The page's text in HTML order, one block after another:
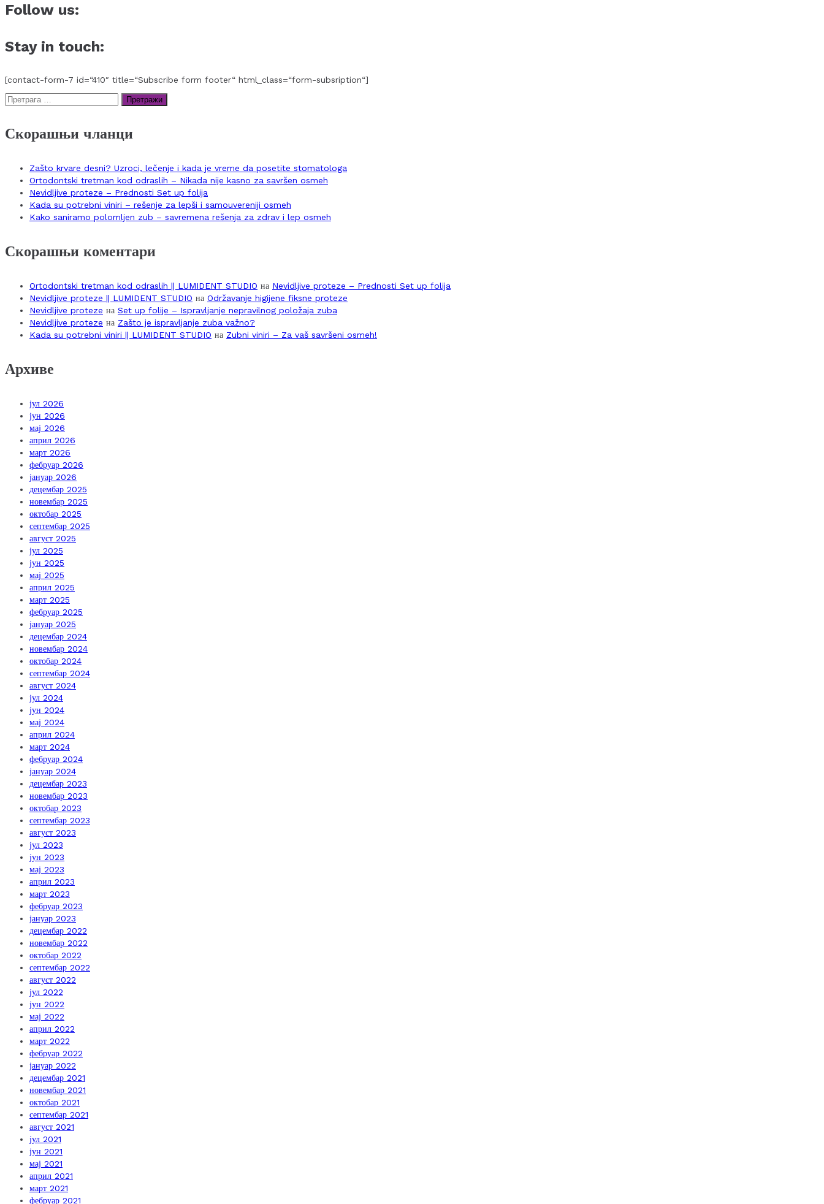
Follow us:
Stay in touch:
[contact-form-7 id=“410″ title=“Subscribe form footer“ html_class=“form-subsription“]
Претрага
за:
Скорашњи чланци
Zašto krvare desni? Uzroci, lečenje i kada je vreme da posetite stomatologa
Ortodontski tretman kod odraslih – Nikada nije kasno za savršen osmeh
Nevidljive proteze – Prednosti Set up folija
Kada su potrebni viniri – rešenje za lepši i samouvereniji osmeh
Kako saniramo polomljen zub – savremena rešenja za zdrav i lep osmeh
Скорашњи коментари
Ortodontski tretman kod odraslih || LUMIDENT STUDIO на Nevidljive proteze – Prednosti Set up folija
Nevidljive proteze || LUMIDENT STUDIO на Održavanje higijene fiksne proteze
Nevidljive proteze на Set up folije – Ispravljanje nepravilnog položaja zuba
Nevidljive proteze на Zašto je ispravljanje zuba važno?
Kada su potrebni viniri || LUMIDENT STUDIO на Zubni viniri – Za vaš savršeni osmeh!
Архиве
јул 2026
јун 2026
мај 2026
април 2026
март 2026
фебруар 2026
јануар 2026
децембар 2025
новембар 2025
октобар 2025
септембар 2025
август 2025
јул 2025
јун 2025
мај 2025
април 2025
март 2025
фебруар 2025
јануар 2025
децембар 2024
новембар 2024
октобар 2024
септембар 2024
август 2024
јул 2024
јун 2024
мај 2024
април 2024
март 2024
фебруар 2024
јануар 2024
децембар 2023
новембар 2023
октобар 2023
септембар 2023
август 2023
јул 2023
јун 2023
мај 2023
април 2023
март 2023
фебруар 2023
јануар 2023
децембар 2022
новембар 2022
октобар 2022
септембар 2022
август 2022
јул 2022
јун 2022
мај 2022
април 2022
март 2022
фебруар 2022
јануар 2022
децембар 2021
новембар 2021
октобар 2021
септембар 2021
август 2021
јул 2021
јун 2021
мај 2021
април 2021
март 2021
фебруар 2021